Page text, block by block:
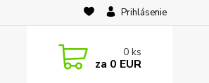
Prihlásenie
0 ks
za 0 EUR